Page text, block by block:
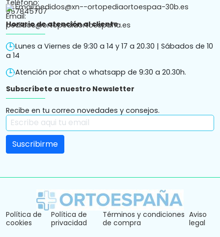
Email:pedidos@xn--ortopediaortoespaa-30b.es
Horario de atención al cliente
Lunes a Viernes de 9:30 a 14 y 17 a 20.30 | Sábados de 10
a 14
Atención por chat o whatsapp de 9:30 a 20.30h.
Subscríbete a nuestro Newsletter
Recibe en tu correo novedades y consejos.
Política de
cookies
Política de
privacidad
Términos y condiciones
de compra
Aviso
legal